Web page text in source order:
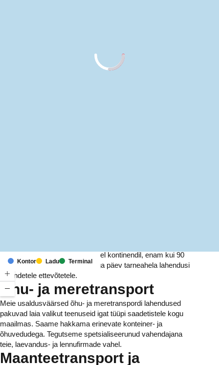
Kontor Ladu Terminal
Meil on kontorid ja rajatised kuuel kontinendil, enam kui 90
riigis. Me pakume ja haldame iga päev tarneahela lahendusi
tuhandetele ettevõtetele.
Õhu- ja meretransport
Meie usaldusväärsed õhu- ja meretranspordi lahendused
pakuvad laia valikut teenuseid igat tüüpi saadetistele kogu
maailmas. Saame hakkama erinevate konteiner- ja
õhuvedudega. Tegutseme spetsialiseerunud vahendajana
teie, laevandus- ja lennufirmade vahel.
Maanteetransport ja